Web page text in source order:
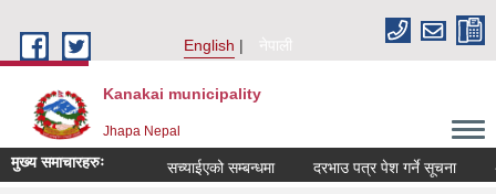
English
नेपाली
Kanakai municipality
Jhapa Nepal
मुख्य समाचारहरुः सच्याईएको सम्बन्धमा दरभाउ पत्र पेश गर्ने सूचना